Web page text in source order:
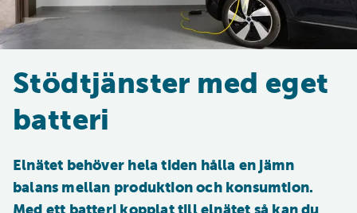
Stödtjänster med eget
batteri
Elnätet behöver hela tiden hålla en jämn
balans mellan produktion och konsumtion.
Med ett batteri kopplat till elnätet så kan du